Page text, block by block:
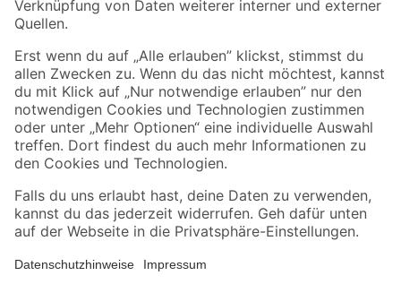
Sicher einkaufen
Jetzt die toom-App herunterladen
Alle Preisangaben in EUR inkl. gesetzl. MwSt.. Die dargestellten Angebote sind unter
Umständen nicht in allen Märkten verfügbar. Die angegebenen Verfügbarkeiten beziehen
Produkte nur solange der Vorrat reicht.
*Paketversand ab 59 € versandkostenfrei, gilt nicht für Artikel mit Speditionsversand, hier